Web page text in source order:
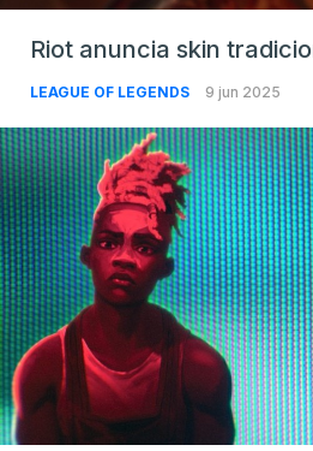
Riot anuncia skin
LEAGUE OF LEGENDS 9 jun 2025